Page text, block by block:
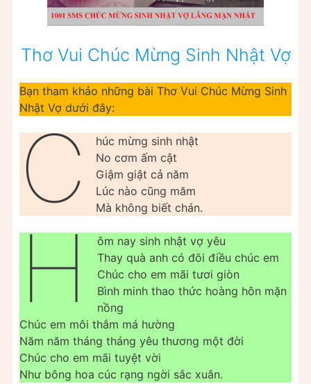
Thơ Vui Chúc Mừng Sinh Nhật Vợ
Bạn tham khảo những bài Thơ Vui Chúc Mừng Sinh
Nhật Vợ dưới đây:
C
húc mừng sinh nhật
No cơm ấm cật
Giậm giật cả năm
Lúc nào cũng măm
Mà không biết chán.
H
ôm nay sinh nhật vợ yêu
Thay quà anh có đôi điều chúc em
Chúc cho em mãi tươi giòn
Bình minh thao thức hoàng hôn mặn
nồng
Chúc em môi thắm má hường
Năm năm tháng tháng yêu thương một đời
Chúc cho em mãi tuyệt vời
Như bông hoa cúc rạng ngời sắc xuân.